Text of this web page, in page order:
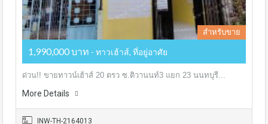
สำหรับขาย
1,990,000 บาท - ทาวเฮ้าส์, ที่อยู่อาศัย
ด่วน!! ขายทาวน์เฮ้าส์ 20 ตรว ซ.ติวานนท์3 แยก 23 นนทบุรี...
More Details
INW-TH-2164013